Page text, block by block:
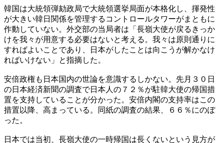
韓国は大統領弾劾政局で大統領選挙局面が本格化し、揮発性
が大きい韓日関係を管理するコントロールタワーがまともに
作動していない。外交部の当局者は「長嶺大使が戻るきっか
けを我々が用意する必要はないと考える。我々は原則通りに
すればよいことであり、日本がしたことは向こうが解かなけ
ればいけない」と指摘した。
安倍政権も日本国内の世論を意識するしかない。先月３０日
の日本経済新聞の調査で日本人の７２％が駐韓大使の帰国措
置を支持していることが分かった。安倍内閣の支持率はこの
措置以降、高まっている。同紙の調査の結果、６６％にのぼ
った。
日本では当初、長嶺大使の一時帰国は長くないという見方が